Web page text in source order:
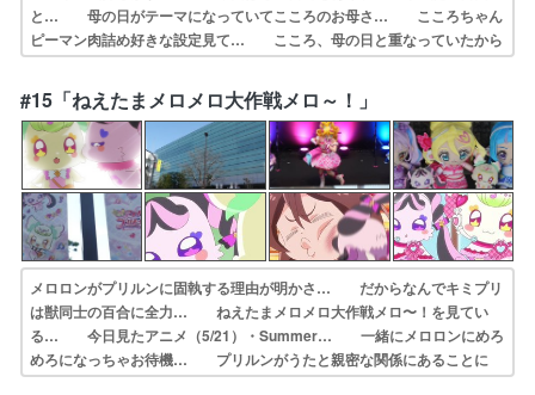
と… 母の日がテーマになっていてこころのお母さ… こころちゃん
ピーマン肉詰め好きな設定見て… こころ、母の日と重なっていたから
とは言え… お母さんへ～こころからのメッセージ～これ… こころ
ちゃんのお父さんの話直接的な説明な… 〜こころからのメッセージ〜
(制作:東映ア… ・わんだふるぷりきゅあ！を本日は視聴しま…
#15「ねえたまメロメロ大作戦メロ～！」
メロロンがプリルンに固執する理由が明かさ… だからなんでキミプリ
は獣同士の百合に全力… ねえたまメロメロ大作戦メロ〜！を見てい
る… 今日見たアニメ（5/21）・Summer… 一緒にメロロンにめろ
めろになっちゃお待機… プリルンがうたと親密な関係にあることに
嫉… とてもおもしろかったです。ギャグあり謎あ… キュアアイド